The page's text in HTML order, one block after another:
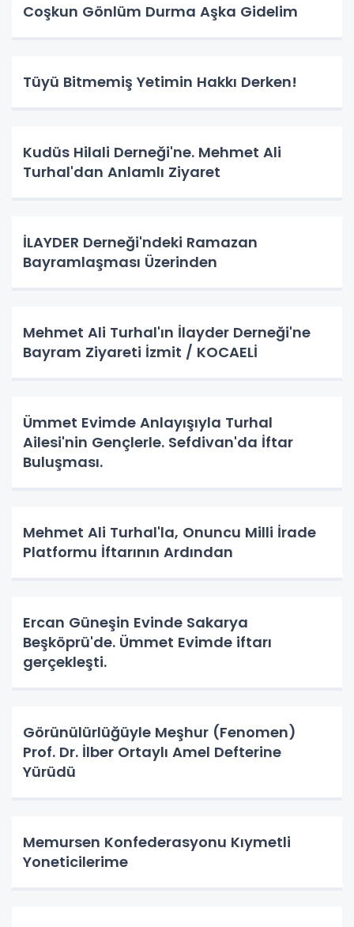
Coşkun Gönlüm Durma Aşka Gidelim
Tüyü Bitmemiş Yetimin Hakkı Derken!
Kudüs Hilali Derneği'ne. Mehmet Ali
Turhal'dan Anlamlı Ziyaret
İLAYDER Derneği'ndeki Ramazan
Bayramlaşması Üzerinden
Mehmet Ali Turhal'ın İlayder Derneği'ne
Bayram Ziyareti İzmit / KOCAELİ
Ümmet Evimde Anlayışıyla Turhal
Ailesi'nin Gençlerle. Sefdivan'da İftar
Buluşması.
Mehmet Ali Turhal'la, Onuncu Milli İrade
Platformu İftarının Ardından
Ercan Güneşin Evinde Sakarya
Beşköprü'de. Ümmet Evimde iftarı
gerçekleşti.
Görünülürlüğüyle Meşhur (Fenomen)
Prof. Dr. İlber Ortaylı Amel Defterine
Yürüdü
Memursen Konfederasyonu Kıymetli
Yoneticilerime